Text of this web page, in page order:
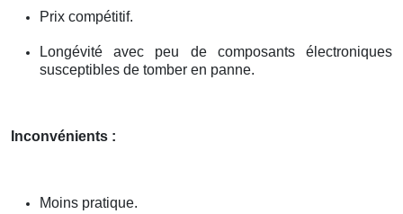
Prix compétitif.
Longévité avec peu de composants électroniques
susceptibles de tomber en panne.
Inconvénients :
Moins pratique.